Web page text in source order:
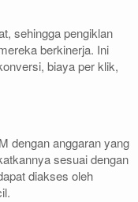
sehingga pengiklan
berkinerja. Ini
biaya per klik,
dengan anggaran yang
sesuai dengan
diakses oleh